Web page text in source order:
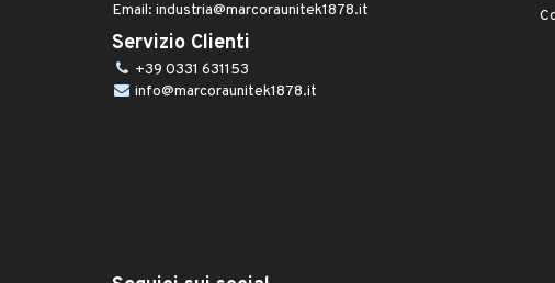
Email: industria@marcoraunitek1878.it
Servizio Clienti
+39 0331 631153
info@marcoraunitek1878.it